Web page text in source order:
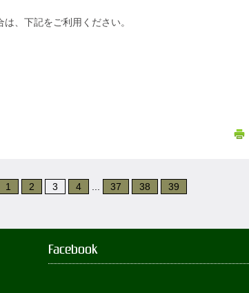
、下記をご利用ください。
1 2 3 4 37 38 39
Facebook